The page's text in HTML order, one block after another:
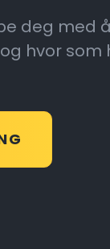
deg med
hvor som